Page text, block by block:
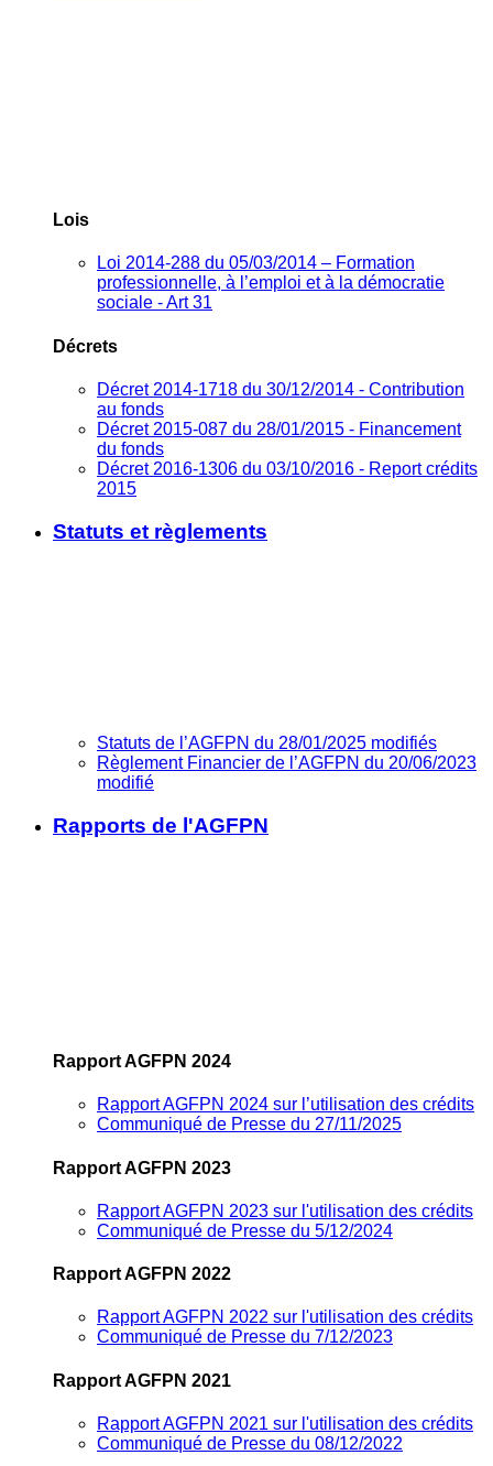
Lois
Loi 2014-288 du 05/03/2014 – Formation
professionnelle, à l’emploi et à la démocratie
sociale - Art 31
Décrets
Décret 2014-1718 du 30/12/2014 - Contribution
au fonds
Décret 2015-087 du 28/01/2015 - Financement
du fonds
Décret 2016-1306 du 03/10/2016 - Report crédits
2015
Statuts et règlements
Statuts de l’AGFPN du 28/01/2025 modifiés
Règlement Financier de l’AGFPN du 20/06/2023
modifié
Rapports de l'AGFPN
Rapport AGFPN 2024
Rapport AGFPN 2024 sur l’utilisation des crédits
Communiqué de Presse du 27/11/2025
Rapport AGFPN 2023
Rapport AGFPN 2023 sur l'utilisation des crédits
Communiqué de Presse du 5/12/2024
Rapport AGFPN 2022
Rapport AGFPN 2022 sur l'utilisation des crédits
Communiqué de Presse du 7/12/2023
Rapport AGFPN 2021
Rapport AGFPN 2021 sur l'utilisation des crédits
Communiqué de Presse du 08/12/2022